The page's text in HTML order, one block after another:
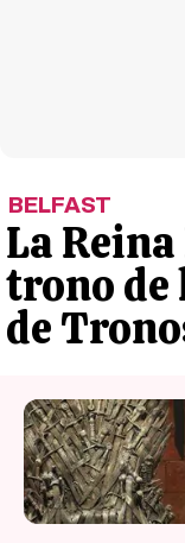
BELFAST
La
trono de
de